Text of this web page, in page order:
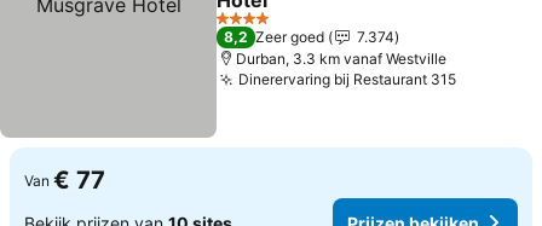
4 Sterren
8,2 Zeer goed
7.374
Durban, 3.3 km vanaf Westville
Dinerervaring bij Restaurant 315
Van € 77